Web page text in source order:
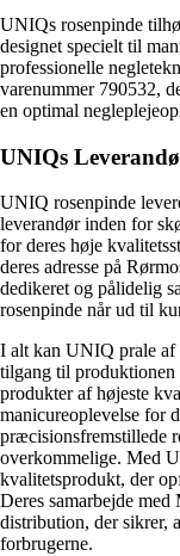
UNIQs rosenpinde
designet specielt til
professionelle
varenummer 790532,
en optimal
UNIQs
UNIQ rosenpinde
leverandør inden for
for deres høje
deres adresse på
dedikeret og pålidelig
rosenpinde når ud til
I alt kan UNIQ prale af
tilgang til produktionen
produkter af højeste
manicureoplevelse for
præcisionsfremstillede
overkommelige. Med
kvalitetsprodukt, der
Deres samarbejde
distribution, der sikrer,
forbrugerne.